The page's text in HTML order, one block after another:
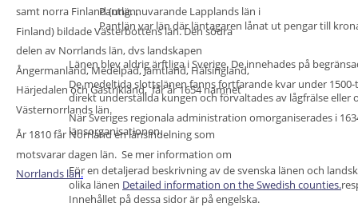
•
Pantlän,
Pantlän var län där läntagaren lånat ut pengar till
Länen blev aldrig ärftliga i Sverige. De innehades på
De medeltida slottslänen fanns fortfarande kvar under
direkt underställda kungen och förvaltades av lågfrälse eller
När Sveriges regionala administration omorganiserades i
länsorganisationen.
För en detaljerad beskrivning av de svenska länen och
olika länen Detailed information on the Swedish counties.
Innehållet på dessa sidor är på engelska.
samt norra Finland (ung. nuvarande Lapplands län i
Finland) bildade Västerbottens län. Den södra
delen av Norrlands län, dvs landskapen
Ångermanland, Medelpad, Jämtland, Hälsingland,
Härjedalen och Gästrikland,  får år 1654 namnet
Västernorrlands län.
År 1810 får Norrland en länsindelning som
motsvarar dagen län.  Se mer information om
Norrlands län.